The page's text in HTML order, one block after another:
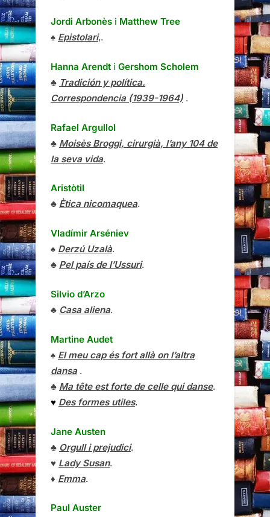
Jordi Arbonès i Matthew Tree
♠ Epistolari,.
Hanna Arendt i Gershom Scholem
♣ Tradición y política.
Correspondencia (1939-1964) .
Rafael Argullol
♣ Moisès Broggi, cirurgià, l’any 104 de
la seva vida.
Aristòtil
♣ Ètica nicomaquea.
Vladímir Arséniev
♠ Derzú Uzalà.
♣ Pel país de l’Ussuri.
Silvio d’Arzo
♣ Casa aliena.
Martine Audet
♠ El meu cap és fort allà on l’altra
dansa.
♣ Ma tête est forte de celle qui danse.
♥ Des formes utiles.
Jane Austen
♣ Orgull i prejudici.
♥ Lady Susan.
♦ Emma.
Paul Auster